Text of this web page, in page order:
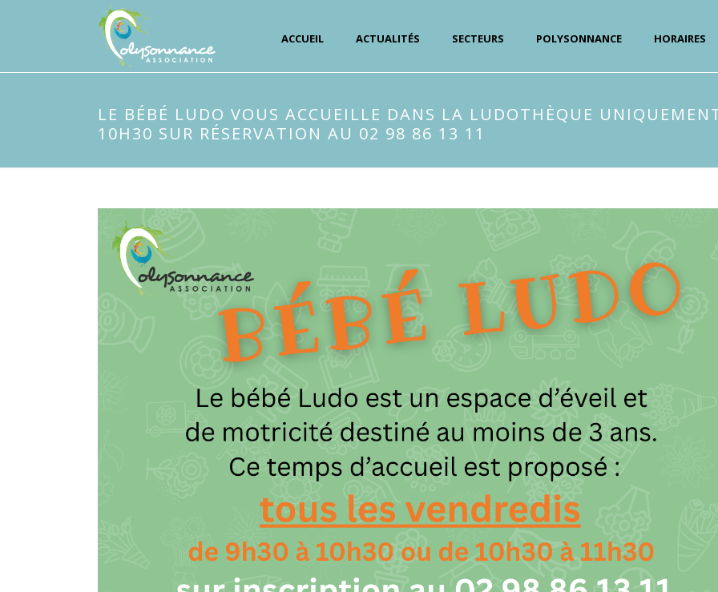
ACCUEIL ACTUALITÉS SECTEURS POLYSONNANCE HORAIRES
LE BÉBÉ LUDO VOUS ACCUEILLE DANS LA LUDOTHÈQUE
10H30 SUR RÉSERVATION AU 02 98 86 13 11